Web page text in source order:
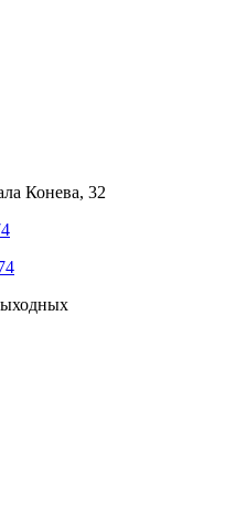
Конева, 32